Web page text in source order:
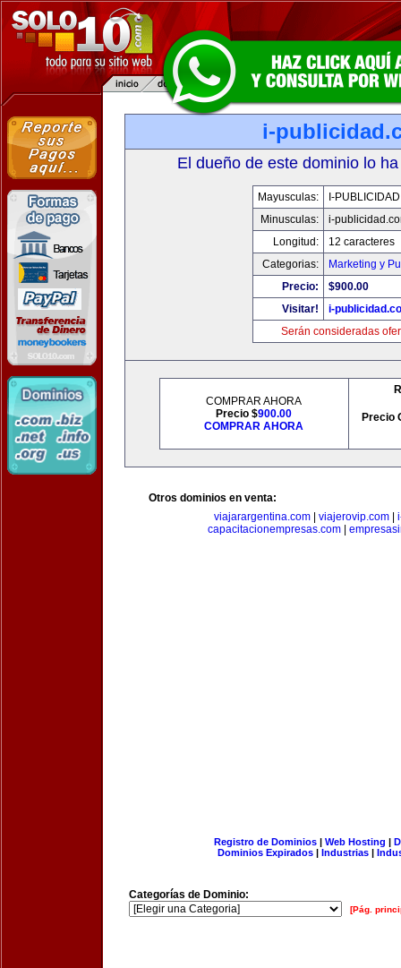
i-
El dueño de este dominio lo
Mayusculas:
I-
Minusculas:
i-
Longitud:
12 caracteres
Categorias:
Marketing y
Precio:
$900.00
Visitar!
i-
Serán consideradas
COMPRAR AHORA
Precio $900.00
COMPRAR AHORA
Precio
Otros dominios en venta:
viajarargentina.com| viajerovip.com|
capacitacionempresas.com
Registro de Dominios| Web Hosting |
Dominios Expirados | Industrias |
Categorías de Dominio:
[Pág.